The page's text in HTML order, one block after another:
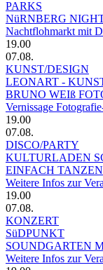
PARKS
NüRNBERG
Nachtflohmarkt mit
19.00
07.08.
KUNST/DESIGN
LEONART -
BRUNO WEIß
Vernissage
19.00
07.08.
DISCO/PARTY
KULTURLADEN
EINFACH TANZEN
Weitere Infos zur
19.00
07.08.
KONZERT
SüDPUNKT
SOUNDGARTEN
Weitere Infos zur